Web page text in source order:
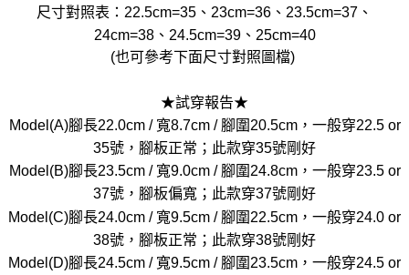
尺寸對照表：22.5cm=35、23cm=36、23.5cm=37、
24cm=38、24.5cm=39、25cm=40
(也可參考下面尺寸對照圖檔)
★試穿報告★
Model(A)腳長22.0cm / 寬8.7cm / 腳圍20.5cm，一般穿22.5 or
35號，腳板正常；此款穿35號剛好
Model(B)腳長23.5cm / 寬9.0cm / 腳圍24.8cm，一般穿23.5 or
37號，腳板偏寬；此款穿37號剛好
Model(C)腳長24.0cm / 寬9.5cm / 腳圍22.5cm，一般穿24.0 or
38號，腳板正常；此款穿38號剛好
Model(D)腳長24.5cm / 寬9.5cm / 腳圍23.5cm，一般穿24.5 or